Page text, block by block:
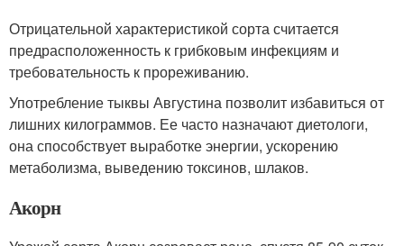
Отрицательной характеристикой сорта считается
предрасположенность к грибковым инфекциям и
требовательность к прореживанию.
Употребление тыквы Августина позволит избавиться от
лишних килограммов. Ее часто назначают диетологи,
она способствует выработке энергии, ускорению
метаболизма, выведению токсинов, шлаков.
Акорн